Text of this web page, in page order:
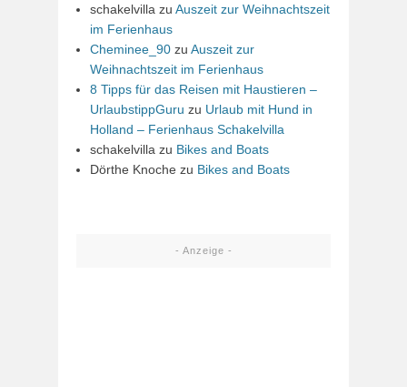
schakelvilla zu Auszeit zur Weihnachtszeit
im Ferienhaus
Cheminee_90 zu Auszeit zur
Weihnachtszeit im Ferienhaus
8 Tipps für das Reisen mit Haustieren –
UrlaubstippGuru zu Urlaub mit Hund in
Holland – Ferienhaus Schakelvilla
schakelvilla zu Bikes and Boats
Dörthe Knoche zu Bikes and Boats
- Anzeige -